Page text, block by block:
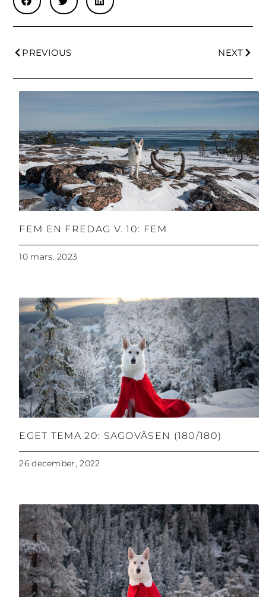
PREVIOUS NEXT
FEM EN FREDAG V. 10: FEM
10 mars, 2023
EGET TEMA 20: SAGOVÄSEN (180/180)
26 december, 2022